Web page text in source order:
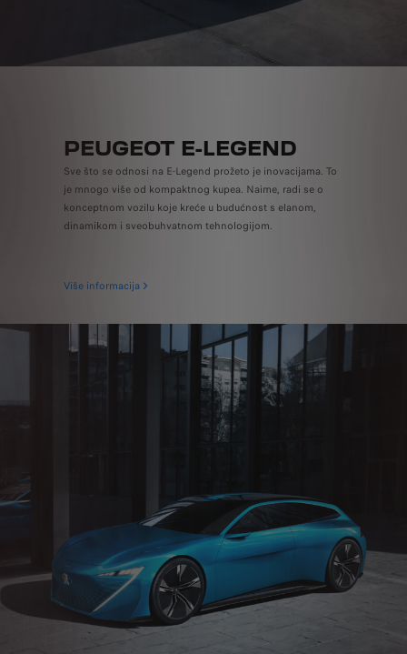
PEUGEOT E-LEGEND
Sve što se odnosi na E-Legend prožeto je inovacijama. To
je mnogo više od kompaktnog kupea. Naime, radi se o
konceptnom vozilu koje kreće u budućnost s elanom,
dinamikom i sveobuhvatnom tehnologijom.
Više informacija